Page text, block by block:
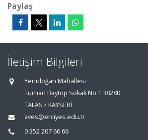
Paylaş
İletişim Bilgileri
Yenidoğan Mahallesi
Turhan Baytop Sokak No:1 38280
TALAS / KAYSERİ
aves@erciyes.edu.tr
0 352 207 66 66